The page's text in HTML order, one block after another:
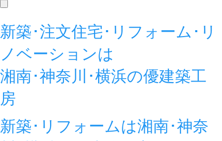
toggle
新築･注文住宅･リフォーム･リ
ノベーションは
湘南･神奈川･横浜の優建築工
房
新築･リフォームは湘南･神奈